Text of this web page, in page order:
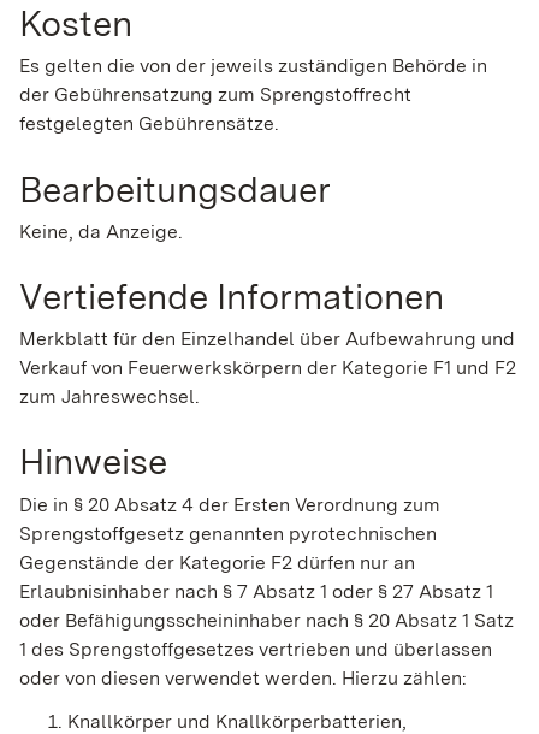
Kosten
Es gelten die von der jeweils zuständigen Behörde in
der Gebührensatzung zum Sprengstoffrecht
festgelegten Gebührensätze.
Bearbeitungsdauer
Keine, da Anzeige.
Vertiefende Informationen
Merkblatt für den Einzelhandel über Aufbewahrung und
Verkauf von Feuerwerkskörpern der Kategorie F1 und F2
zum Jahreswechsel.
Hinweise
Die in § 20 Absatz 4 der Ersten Verordnung zum
Sprengstoffgesetz genannten pyrotechnischen
Gegenstände der Kategorie F2 dürfen nur an
Erlaubnisinhaber nach § 7 Absatz 1 oder § 27 Absatz 1
oder Befähigungsscheininhaber nach § 20 Absatz 1 Satz
1 des Sprengstoffgesetzes vertrieben und überlassen
oder von diesen verwendet werden. Hierzu zählen:
Knallkörper und Knallkörperbatterien,